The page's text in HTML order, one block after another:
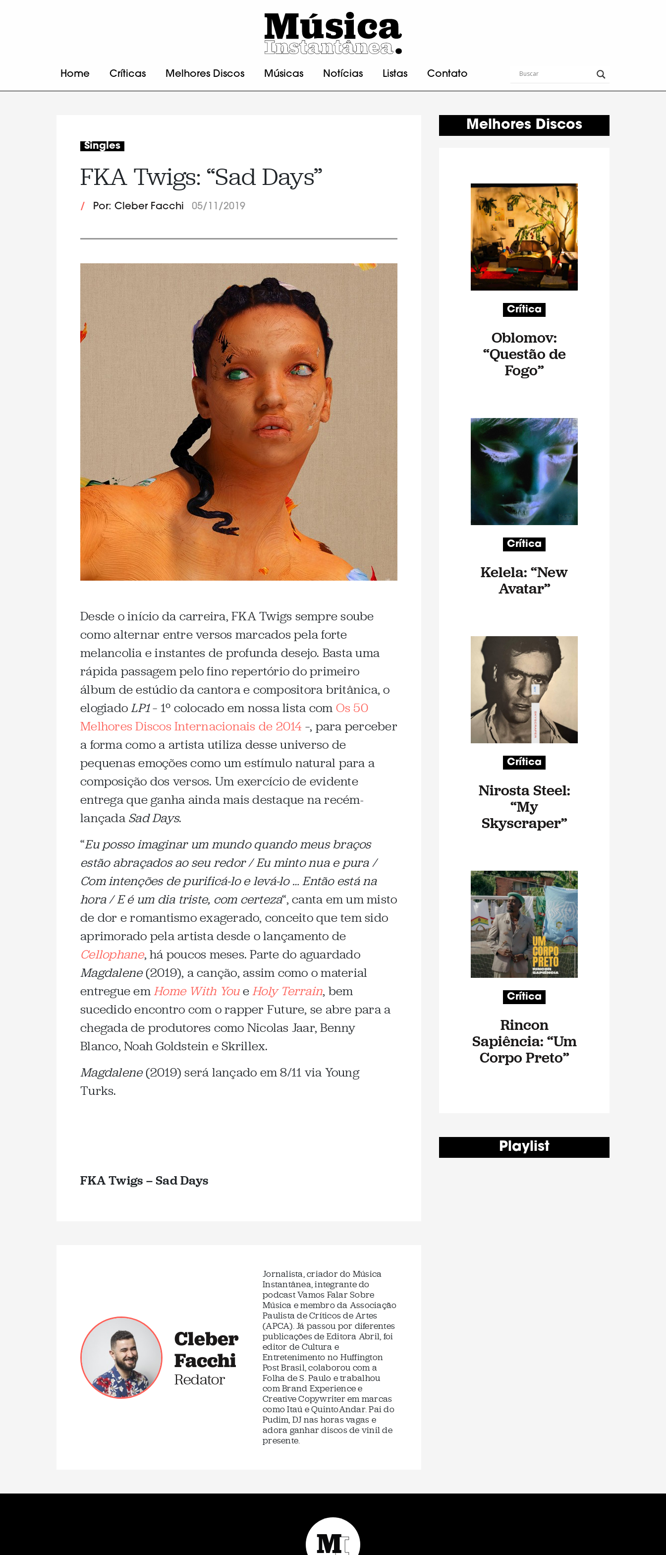
Home Críticas Melhores Discos Músicas Notícias Listas Contato
Singles
FKA Twigs: “Sad Days”
/ Por: Cleber Facchi 05/11/2019
Desde o início da carreira, FKA Twigs sempre soube
como alternar entre versos marcados pela forte
melancolia e instantes de profunda desejo. Basta uma
rápida passagem pelo fino repertório do primeiro
álbum de estúdio da cantora e compositora britânica, o
elogiadoLP1– 1º colocado em nossa lista com Os 50
Melhores Discos Internacionais de 2014 –, para perceber
a forma como a artista utiliza desse universo de
pequenas emoções como um estímulo natural para a
composição dos versos. Um exercício de evidente
entrega que ganha ainda mais destaque na recém-
lançada Sad Days.
“Eu posso imaginar um mundo quando meus braços
estão abraçados ao seu redor / Eu minto nua e pura /
Com intenções de purificá-lo e levá-lo … Então está na
hora / E é um dia triste, com certeza“, canta em um misto
de dor e romantismo exagerado, conceito que tem sido
aprimorado pela artista desde o lançamento de
Cellophane, há poucos meses. Parte do aguardado
Magdalene(2019), a canção, assim como o material
entregue emHome With YoueHoly Terrain, bem
sucedido encontro com o rapper Future, se abre para a
chegada de produtores como Nicolas Jaar, Benny
Blanco, Noah Goldstein e Skrillex.
Magdalene(2019) será lançado em 8/11 via Young
Turks.
FKA Twigs – Sad Days
Cleber
Facchi
Redator
Jornalista, criador do Música
Instantânea, integrante do
podcast Vamos Falar Sobre
Música e membro da Associação
Paulista de Críticos de Artes
(APCA). Já passou por diferentes
publicações de Editora Abril, foi
editor de Cultura e
Entretenimento no Huffington
Post Brasil, colaborou com a
Folha de S. Paulo e trabalhou
com Brand Experience e
Creative Copywriter em marcas
como Itaú e QuintoAndar. Pai do
Pudim, DJ nas horas vagas e
adora ganhar discos de vinil de
presente.
Melhores Discos
Crítica
Oblomov:
“Questão de
Fogo”
Crítica
Kelela: “New
Avatar”
Crítica
Nirosta Steel:
“My
Skyscraper”
Crítica
Rincon
Sapiência: “Um
Corpo Preto”
Playlist